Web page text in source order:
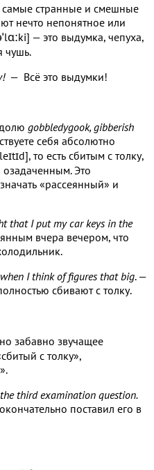
самые странные и смешные
нечто непонятное или
— это выдумка, чепуха,
чушь.
— Всё это выдумки!
gobbledygook, gibberish
себя абсолютно
то есть сбитым с толку,
Это
«рассеянный» и
that I put my car keys in the
вчера вечером, что
I think of figures that big. —
сбивают с толку.
забавно звучащее
с толку»,
third examination question.
поставил его в